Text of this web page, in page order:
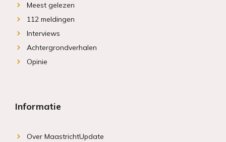
Meest gelezen
112 meldingen
Interviews
Achtergrondverhalen
Opinie
Informatie
Over MaastrichtUpdate